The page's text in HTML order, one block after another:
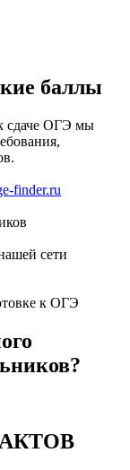
баллы
сдаче ОГЭ мы
finder.ru
сети
к ОГЭ